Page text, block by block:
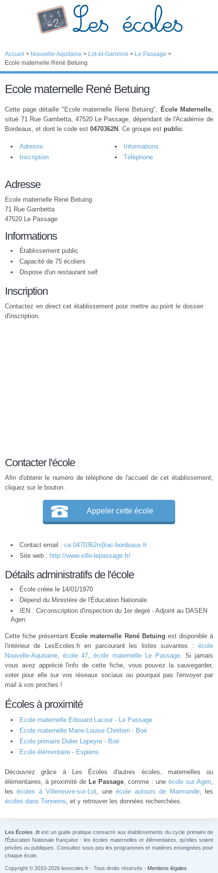
Accueil > Nouvelle-Aquitaine > Lot-et-Garonne > Le Passage >
Ecole maternelle René Betuing
Ecole maternelle René Betuing
Cette page détaille "Ecole maternelle René Betuing", École Maternelle,
situé 71 Rue Gambetta, 47520 Le Passage, dépendant de l'Académie de
Bordeaux, et dont le code est 0470362N . Ce groupe est public.
Adresse
Informations
Inscription
Téléphone
Adresse
Ecole maternelle René Betuing
71 Rue Gambetta
47520 Le Passage
Informations
Établissement public
Capacité de 75 écoliers
Dispose d'un restaurant self
Inscription
Contactez en direct cet établissement pour mettre au point le dossier
d'inscription.
Contacter l'école
Afin d'obtenir le numéro de téléphone de l'accueil de cet établissement,
cliquez sur le bouton.
Appeler cette école
Contact email : ce.0470362n@ac-bordeaux.fr
Site web : http://www.ville-lepassage.fr/
Détails administratifs de l'école
École créée le 14/01/1970
Dépend du Ministère de l'Éducation Nationale
IEN : Circonscription d'inspection du 1er degré - Adjoint au DASEN
Agen
Cette fiche présentant Ecole maternelle René Betuing est disponible à
l'intérieur de LesEcoles.fr en parcourant les listes suivantes : école
Nouvelle-Aquitaine,école 47,école maternelle Le Passage. Si jamais
vous avez apprécié l'info de cette fiche, vous pouvez la sauvegarder,
voter pour elle sur vos réseaux sociaux ou pourquoi pas l'envoyer par
mail à vos proches !
Écoles à proximité
Ecole maternelle Edouard Lacour - Le Passage
Ecole maternelle Marie-Louise Chrétien - Boé
École primaire Didier Lapeyre - Boé
Ecole élémentaire - Espiens
Découvrez grâce à Les Écoles d'autres écoles, maternelles ou
élémentaires, à proximité de Le Passage, comme : une école sur Agen,
lesécoles à Villeneuve-sur-Lot, uneécole autours de Marmande, les
écoles dans Tonneins, et y retrouver les données recherchées.
Les Écoles .frest un guide pratique consacré aux établissements du cycle primaire de
l'Éducation Nationale française : les écoles maternelles et élémentaires, qu'elles soient
privées ou publiques. Consultez sous peu les programmes et matières enseignées pour
chaque école.
Copyright © 2010-2026 lesecoles.fr - Tous droits réservés - Mentions légales